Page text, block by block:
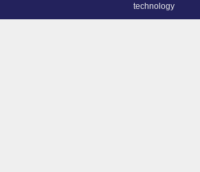
technology